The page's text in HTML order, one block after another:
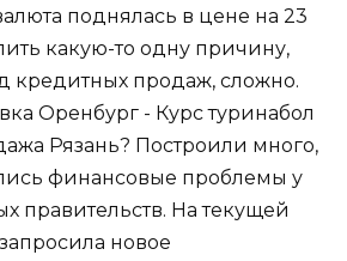
поднялась в цене на 23
какую-то одну причину,
кредитных продаж, сложно.
Оренбург - Курс туринабол
Рязань? Построили много,
финансовые проблемы у
правительств. На текущей
новое